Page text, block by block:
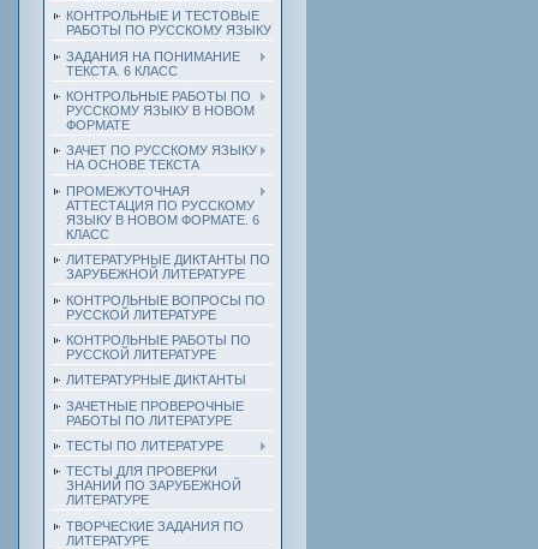
КОНТРОЛЬНЫЕ И ТЕСТОВЫЕ
РАБОТЫ ПО РУССКОМУ ЯЗЫКУ
ЗАДАНИЯ НА ПОНИМАНИЕ
ТЕКСТА. 6 КЛАСС
КОНТРОЛЬНЫЕ РАБОТЫ ПО
РУССКОМУ ЯЗЫКУ В НОВОМ
ФОРМАТЕ
ЗАЧЕТ ПО РУССКОМУ ЯЗЫКУ
НА ОСНОВЕ ТЕКСТА
ПРОМЕЖУТОЧНАЯ
АТТЕСТАЦИЯ ПО РУССКОМУ
ЯЗЫКУ В НОВОМ ФОРМАТЕ. 6
КЛАСС
ЛИТЕРАТУРНЫЕ ДИКТАНТЫ ПО
ЗАРУБЕЖНОЙ ЛИТЕРАТУРЕ
КОНТРОЛЬНЫЕ ВОПРОСЫ ПО
РУССКОЙ ЛИТЕРАТУРЕ
КОНТРОЛЬНЫЕ РАБОТЫ ПО
РУССКОЙ ЛИТЕРАТУРЕ
ЛИТЕРАТУРНЫЕ ДИКТАНТЫ
ЗАЧЕТНЫЕ ПРОВЕРОЧНЫЕ
РАБОТЫ ПО ЛИТЕРАТУРЕ
ТЕСТЫ ПО ЛИТЕРАТУРЕ
ТЕСТЫ ДЛЯ ПРОВЕРКИ
ЗНАНИЙ ПО ЗАРУБЕЖНОЙ
ЛИТЕРАТУРЕ
ТВОРЧЕСКИЕ ЗАДАНИЯ ПО
ЛИТЕРАТУРЕ